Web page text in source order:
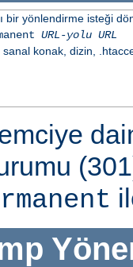
bir yönlendirme isteği
URL-yolu URL
konak, dizin,